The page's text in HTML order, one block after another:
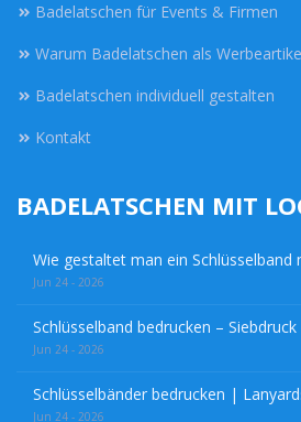
Badelatschen für Events & Firmen
Warum Badelatschen als
Badelatschen individuell gestalten
Kontakt
BADELATSCHEN MIT
Wie gestaltet man ein Schlüsselband
Jun 24 - 2026
Schlüsselband bedrucken – Siebdruck
Jun 24 - 2026
Schlüsselbänder bedrucken |
Jun 24 - 2026